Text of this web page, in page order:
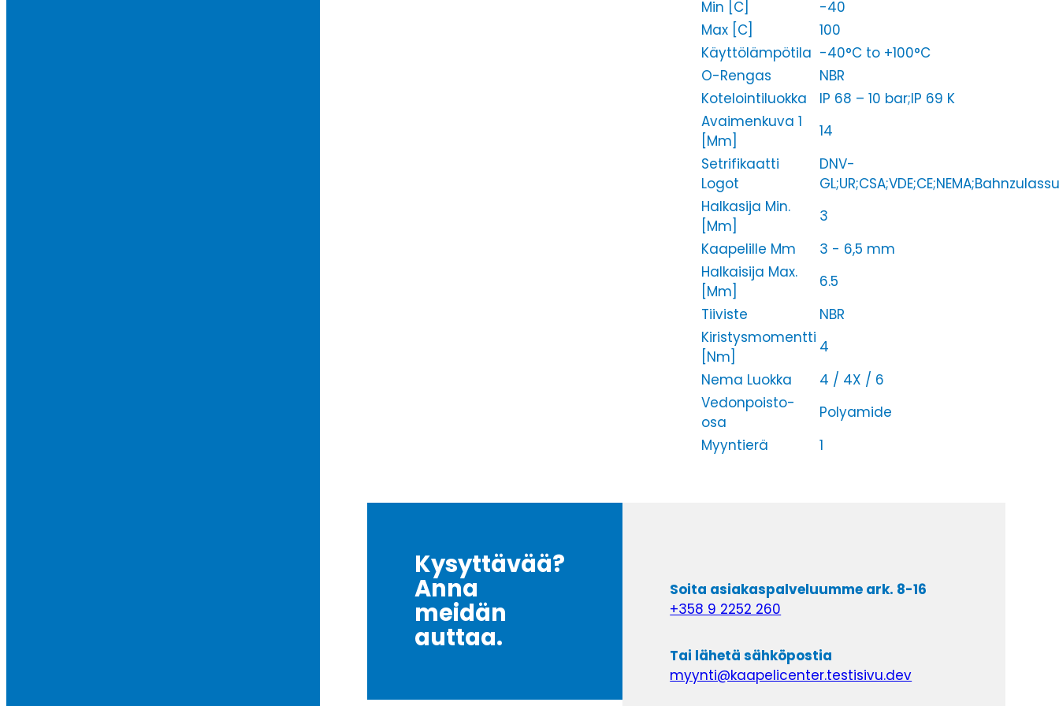
Min [C]
-40
Max [C]
100
Käyttölämpötila -40°C to +100°C
O-Rengas
NBR
Kotelointiluokka
IP 68 – 10 bar;IP 69 K
Avaimenkuva 1
[Mm]
14
Setrifikaatti
Logot
DNV-
Halkasija Min.
[Mm]
3
Kaapelille Mm
3 - 6,5 mm
Halkaisija Max.
[Mm]
6.5
Tiiviste
NBR
Kiristysmomentti
[Nm]
4
Nema Luokka
4 / 4X / 6
Vedonpoisto-
osa
Polyamide
Myyntierä
1
Kysyttävää?
Anna
meidän
auttaa.
Soita asiakaspalveluumme ark. 8-16
+358 9 2252 260
Tai lähetä sähköpostia
myynti@kaapelicenter.testisivu.dev